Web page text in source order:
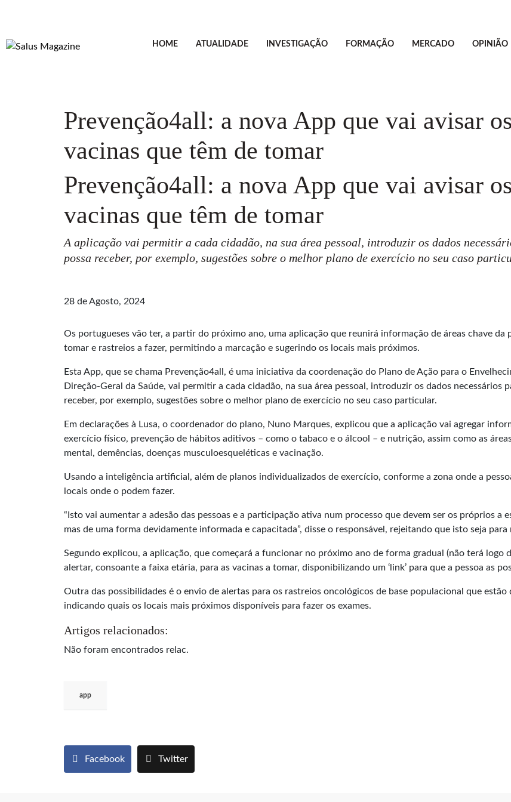
HOME ATUALIDADE INVESTIGAÇÃO FORMAÇÃO MERCADO OPINIÃO
Prevenção4all: a nova App que vai avisar
vacinas que têm de tomar
Prevenção4all: a nova App que vai avisar
vacinas que têm de tomar
A aplicação vai permitir a cada cidadão, na sua área pessoal, introduzir os dados
possa receber, por exemplo, sugestões sobre o melhor plano de exercício no seu caso
28 de Agosto, 2024
Os portugueses vão ter, a partir do próximo ano, uma aplicação que reunirá informação de áreas chave da
tomar e rastreios a fazer, permitindo a marcação e sugerindo os locais mais próximos.
Esta App, que se chama Prevenção4all, é uma iniciativa da coordenação do Plano de Ação para o
Direção-Geral da Saúde, vai permitir a cada cidadão, na sua área pessoal, introduzir os dados necessários
receber, por exemplo, sugestões sobre o melhor plano de exercício no seu caso particular.
Em declarações à Lusa, o coordenador do plano, Nuno Marques, explicou que a aplicação vai agregar
exercício físico, prevenção de hábitos aditivos – como o tabaco e o álcool – e nutrição, assim como as
mental, demências, doenças musculoesqueléticas e vacinação.
Usando a inteligência artificial, além de planos individualizados de exercício, conforme a zona onde a
locais onde o podem fazer.
“Isto vai aumentar a adesão das pessoas e a participação ativa num processo que devem ser os próprios
mas de uma forma devidamente informada e capacitada”, disse o responsável, rejeitando que isto seja
Segundo explicou, a aplicação, que começará a funcionar no próximo ano de forma gradual (não terá logo
alertar, consoante a faixa etária, para as vacinas a tomar, disponibilizando um ‘link’ para que a pessoa as
Outra das possibilidades é o envio de alertas para os rastreios oncológicos de base populacional que
indicando quais os locais mais próximos disponíveis para fazer os exames.
Artigos relacionados:
Não foram encontrados relac.
app
Facebook Twitter